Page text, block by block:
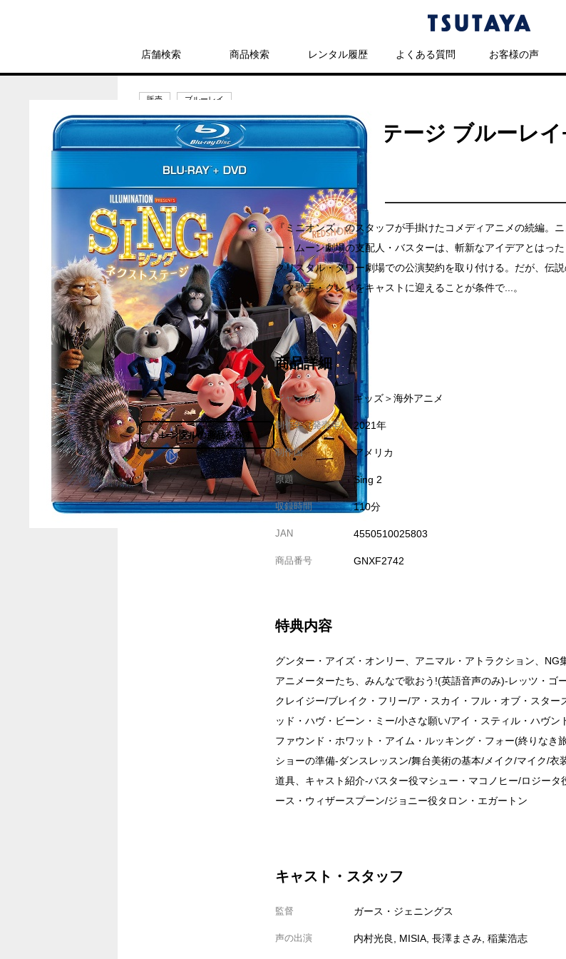
店舗検索 商品検索 レンタル履歴 よくある質問 お客様の声
販売 ブルーレイ
SING/シング:ネクストステージ ブルーレ
レンタルの商品を探す
『ミニオンズ』のスタッフが手掛けたコメディアニメの続編。ニ
ー・ムーン劇場の支配人・バスターは、斬新なアイデアとはっ
クリスタル・タワー劇場での公演契約を取り付ける。だが、伝説
ック歌手・クレイをキャストに迎えることが条件で...。
商品詳細
ジャンル名 キッズ＞海外アニメ
制作年（発売年） 2021年
制作国 アメリカ
原題 Sing 2
収録時間 110分
JAN 4550510025803
商品番号 GNXF2742
特典内容
グンター・アイズ・オンリー、アニマル・アトラクション、NG集
アニメーターたち、みんなで歌おう!(英語音声のみ)-レッツ・ゴ
クレイジー/ブレイク・フリー/ア・スカイ・フル・オブ・スター
ッド・ハヴ・ビーン・ミー/小さな願い/アイ・スティル・ハヴン
ファウンド・ホワット・アイム・ルッキング・フォー(終りなき旅
ショーの準備-ダンスレッスン/舞台美術の基本/メイク/マイク/衣
道具、キャスト紹介-バスター役マシュー・マコノヒー/ロジータ
ース・ウィザースプーン/ジョニー役タロン・エガートン
キャスト・スタッフ
監督 ガース・ジェニングス
声の出演 内村光良, MISIA, 長澤まさみ, 稲葉浩志